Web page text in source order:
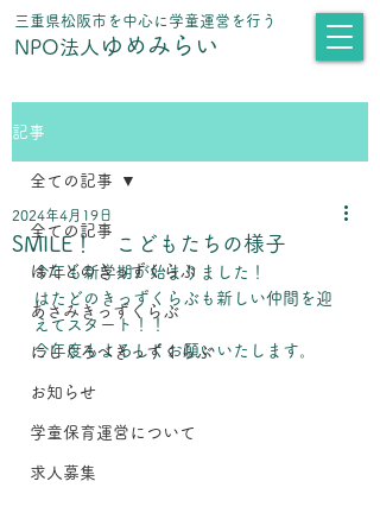
​三重県松阪市を中心に学童運営を行う
NPO法人 ゆめみらい
記事
全ての記事
はたどのきっずくらぶ
あさみきっずくらぶ
にしくろべきっずくらぶ
お知らせ
学童保育運営について
求人募集
全ての記事
SMILE！ こどもたちの様子
2024年4月19日
今年も新学期が始まりました！
はたどのきっずくらぶも新しい仲間を迎
えてスタート！！
今年度もよろしくお願いいたします。